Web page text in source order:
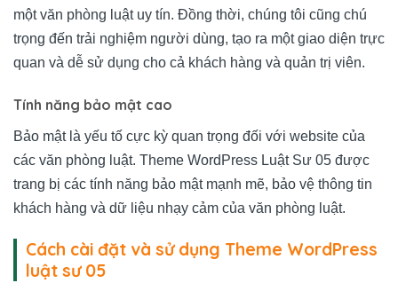
một văn phòng luật uy tín. Đồng thời, chúng tôi cũng chú
trọng đến trải nghiệm người dùng, tạo ra một giao diện trực
quan và dễ sử dụng cho cả khách hàng và quản trị viên.
Tính năng bảo mật cao
Bảo mật là yếu tố cực kỳ quan trọng đối với website của
các văn phòng luật. Theme WordPress Luật Sư 05 được
trang bị các tính năng bảo mật mạnh mẽ, bảo vệ thông tin
khách hàng và dữ liệu nhạy cảm của văn phòng luật.
Cách cài đặt và sử dụng Theme WordPress
luật sư 05